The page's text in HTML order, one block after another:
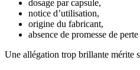
dosage par capsule,
notice d’utilisation,
origine du fabricant,
absence de promesse de
Une allégation trop brillante mérite